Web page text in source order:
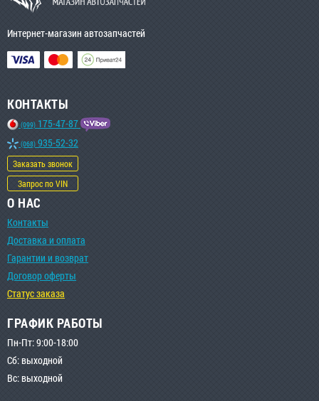
Интернет-магазин автозапчастей
КОНТАКТЫ
(099) 175-47-87
(068) 935-52-32
Заказать звонок
Запрос по VIN
О НАС
Контакты
Доставка и оплата
Гарантии и возврат
Договор оферты
Статус заказа
ГРАФИК РАБОТЫ
Пн-Пт: 9:00-18:00
Сб: выходной
Вс: выходной